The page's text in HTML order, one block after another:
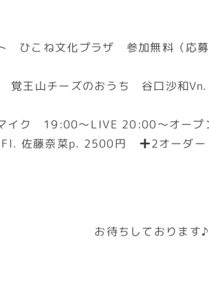
こね文化プラザ 参加無料（応募
王山チーズのおうち 谷口沙和
イク 19:00〜LIVE 20:00〜オープ
Fl. 佐藤奈菜p. 2500円 2オーダー
お待ちしております♪